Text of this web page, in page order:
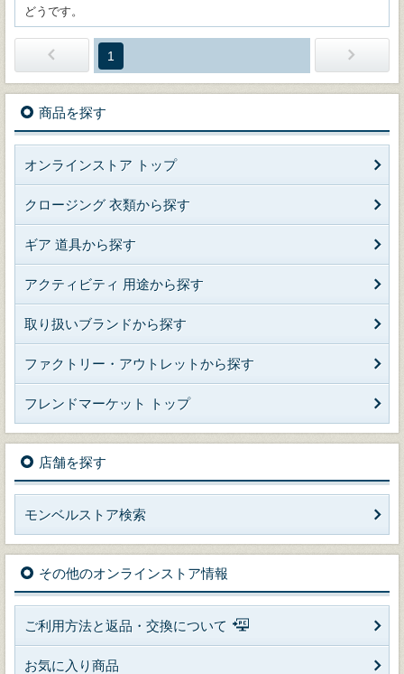
どうです。
1
商品を探す
オンラインストア トップ
クロージング 衣類から探す
ギア 道具から探す
アクティビティ 用途から探す
取り扱いブランドから探す
ファクトリー・アウトレットから探す
フレンドマーケット トップ
店舗を探す
モンベルストア検索
その他のオンラインストア情報
ご利用方法と返品・交換について
お気に入り商品